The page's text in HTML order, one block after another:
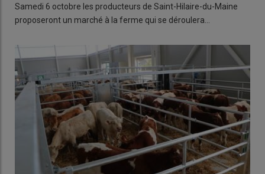
Samedi 6 octobre les producteurs de Saint-Hilaire-du-Maine
proposeront un marché à la ferme qui se déroulera…